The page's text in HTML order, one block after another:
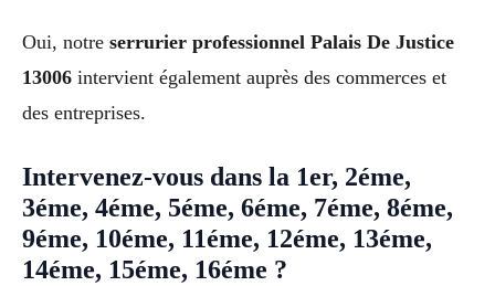
Oui, notre serrurier professionnel Palais De Justice
13006 intervient également auprès des commerces et
des entreprises.
Intervenez-vous dans la 1er, 2éme,
3éme, 4éme, 5éme, 6éme, 7éme, 8éme,
9éme, 10éme, 11éme, 12éme, 13éme,
14éme, 15éme, 16éme ?